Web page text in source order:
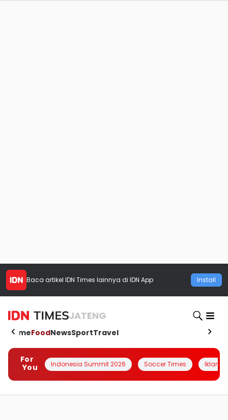
Baca artikel IDN Times lainnya di IDN App Install
JATENG
HomeFoodNewsSportTravel
For
You
Indonesia Summit 2026 Soccer Times Iklanin